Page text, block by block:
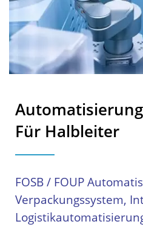
Für Halbleiter
FOSB / FOUP
Verpackungssystem,